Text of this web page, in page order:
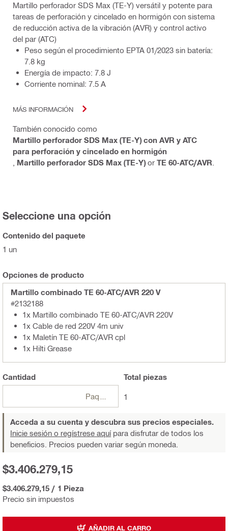
Martillo perforador SDS Max (TE-Y) versátil y potente para
tareas de perforación y cincelado en hormigón con sistema
de reducción activa de la vibración (AVR) y control activo
del par (ATC)
Peso según el procedimiento EPTA 01/2023 sin batería:
7.8 kg
Energía de impacto: 7.8 J
Corriente nominal: 7.5 A
MÁS INFORMACIÓN
También conocido como
Martillo perforador SDS Max (TE-Y) con AVR y ATC
para perforación y cincelado en hormigón
Martillo perforador SDS Max (TE-Y) or TE 60-ATC/AVR
Seleccione una opción
Contenido del paquete
1 un
Opciones de producto
Martillo combinado TE 60-ATC/AVR 220 V
#2132188
1x Martillo combinado TE 60-ATC/AVR 220V
1x Cable de red 220V 4m univ
1x Maletín TE 60-ATC/AVR cpl
1x Hilti Grease
Cantidad Total piezas
1
Acceda a su cuenta y descubra sus precios especiales.
Inicie sesión o regístrese aquípara disfrutar de todos los
beneficios. Precios pueden variar según moneda.
Precio sin impuestos
$3.406.279,15
$3.406.279,15 / 1 Pieza
AÑADIR AL CARRO